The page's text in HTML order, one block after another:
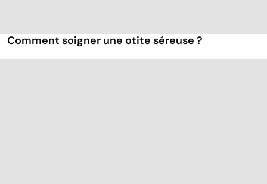
Comment soigner une otite séreuse ?